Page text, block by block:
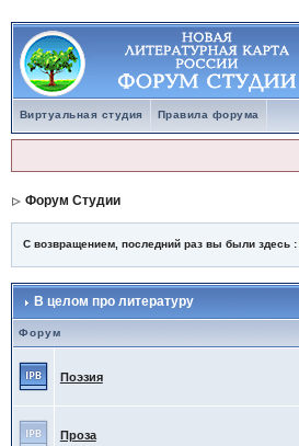
Виртуальная студия Правила форума
Форум Студии
С возвращением, последний раз вы были здесь :
В целом про литературу
Форум
Поэзия
Проза